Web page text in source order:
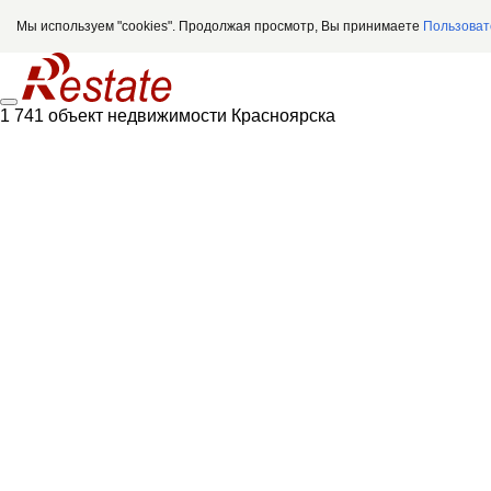
Мы используем "cookies". Продолжая просмотр, Вы принимаете
1 741 объект недвижимости Красноярска